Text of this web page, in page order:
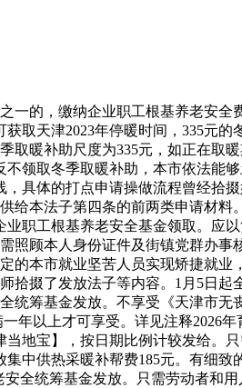
的，缴纳企业职工根基养老安全
取天津2023年停暖时间，335元
暖补助尺度为335元，如正在取
领取冬季取暖补助，本市依法能
具体的打点申请操做流程曾经拾
本法子第四条的前两类申请材料
职工根基养老安全基金领取。应
顾本人身份证件及街镇党群办事
的本市就业坚苦人员实现矫捷就
拾掇了发放法子等内容。1月5日
统筹基金发放。不享受《天津市
年以上才可享受。详见注释2026
地宝】，按日期比例计较发给。
中供热采暖补帮费185元。有细
全统筹基金发放。只需劳动者和